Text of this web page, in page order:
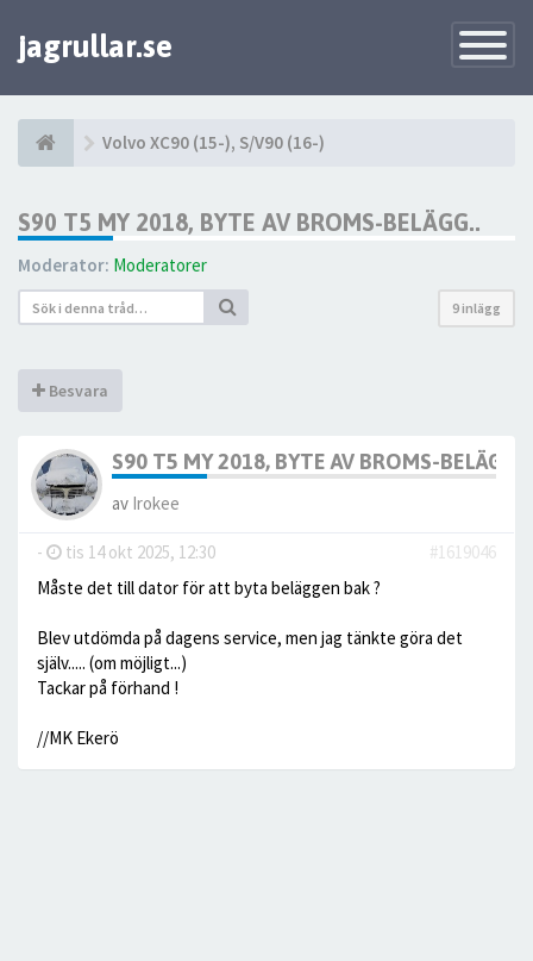
Toggle
jagrullar.se
Volvo XC90 (15-), S/V90 (16-)
S90 T5 MY 2018, BYTE AV BROMS-BELÄGG..
Moderator: Moderatorer
9 inlägg
Besvara
S90 T5 MY 2018, BYTE AV BROMS-BELÄGG..
av Irokee
- tis 14 okt 2025, 12:30
#1619046
Måste det till dator för att byta beläggen bak ?
Blev utdömda på dagens service, men jag tänkte göra det
själv..... (om möjligt...)
Tackar på förhand !
//MK Ekerö